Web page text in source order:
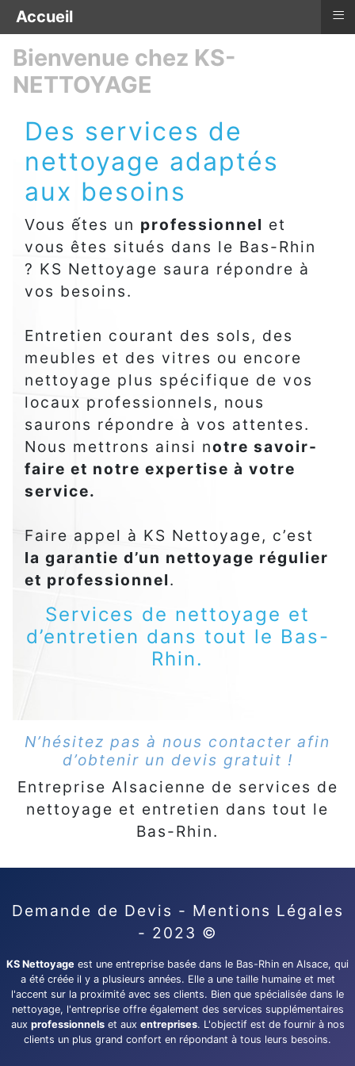
Bienvenue chez KS-
NETTOYAGE
Des services de
nettoyage adaptés
aux besoins
Vous ếtes un professionnel et
vous êtes situés dans le Bas-Rhin
? KS Nettoyage saura répondre à
vos besoins.
Entretien courant des sols, des
meubles et des vitres ou encore
nettoyage plus spécifique de vos
locaux professionnels, nous
saurons répondre à vos attentes.
Nous mettrons ainsi notre savoir-
faire et notre expertise à votre
service.
Faire appel à KS Nettoyage, c’est
la garantie d’un nettoyage régulier
et professionnel.
Services de nettoyage et
d’entretien dans tout le Bas-
Rhin.
N’hésitez pas à nous contacter afin
d’obtenir un devis gratuit !
Entreprise Alsacienne de services de
nettoyage et entretien dans tout le
Bas-Rhin.
Demande de Devis - Mentions Légales
- 2023 ©
KS Nettoyage est une entreprise basée dans le Bas-Rhin en Alsace, qui
a été créée il y a plusieurs années. Elle a une taille humaine et met
l'accent sur la proximité avec ses clients. Bien que spécialisée dans le
nettoyage, l'entreprise offre également des services supplémentaires
aux professionnelset aux entreprises. L'objectif est de fournir à nos
clients un plus grand confort en répondant à tous leurs besoins.
Accueil ≡